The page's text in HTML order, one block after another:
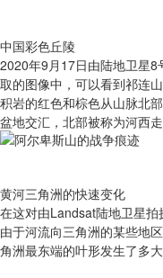
中国彩色丘陵
2020年9月17日由陆地卫星
取的图像中，可以看到祁连
积岩的红色和棕色从山脉北
盆地交汇，北部被称为河西走
黄河三角洲的快速变化
在这对由Landsat陆地卫星拍
由于河流向三角洲的某些地
角洲最东端的叶形发生了多大